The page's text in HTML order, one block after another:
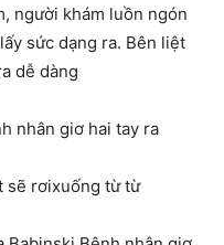
người khám luồn ngón
sức dạng ra. Bên liệt
dễ dàng
nhân giơ hai tay ra
sẽ rơixuống từ từ